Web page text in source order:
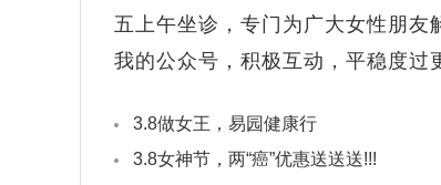
五上午坐诊，专门为广大女性朋
我的公众号，积极互动，平稳度过
3.8做女王，易园健康行
3.8女神节，两“癌”优惠送送送!!!